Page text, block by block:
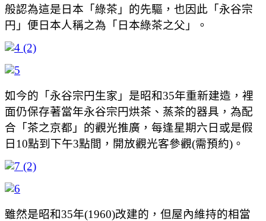
般認為這是日本「綠茶」的先驅，也因此「永谷宗
円」便日本人稱之為「日本綠茶之父」。
如今的「永谷宗円生家」是昭和35年重新建造，裡
面仍保存著當年永谷宗円烘茶、蒸茶的器具，為配
合「茶之京都」的觀光推廣，每逢星期六日或是假
日10點到下午3點間，開放觀光客參觀(需預約)。
雖然是昭和35年(1960)改建的，但屋內維持的相當